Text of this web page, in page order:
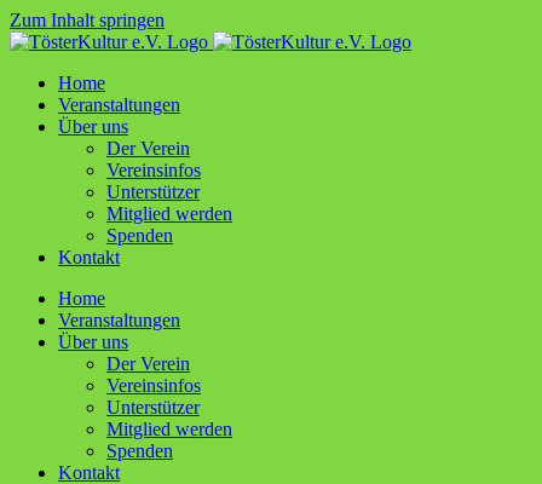
Zum Inhalt springen
Home
Ver­an­stal­tun­gen
Über uns
Der Ver­ein
Ver­ein­sin­fos
Unter­stüt­zer
Mit­glied werden
Spen­den
Kon­takt
Home
Ver­an­stal­tun­gen
Über uns
Der Ver­ein
Ver­ein­sin­fos
Unter­stüt­zer
Mit­glied werden
Spen­den
Kon­takt